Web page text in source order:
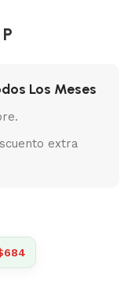
Los Meses
extra